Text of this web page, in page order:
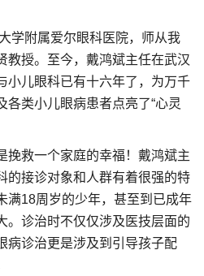
学附属爱尔眼科医院，师从我
教授。至今，戴鸿斌主任在武汉
小儿眼科已有十六年了，为万千
各类小儿眼病患者点亮了“心灵
挽救一个家庭的幸福！戴鸿斌主
的接诊对象和人群有着很强的特
满18周岁的少年，甚至到已成年
。诊治时不仅仅涉及医技层面的
病诊治更是涉及到引导孩子配